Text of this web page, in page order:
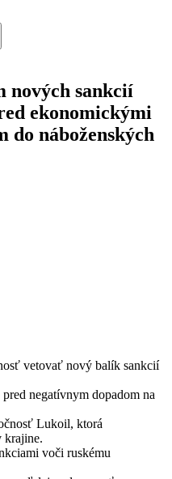
nových sankcií
ekonomickými
do náboženských
vetovať nový balík sankcií
negatívnym dopadom na
Lukoil, ktorá
krajine.
voči ruskému